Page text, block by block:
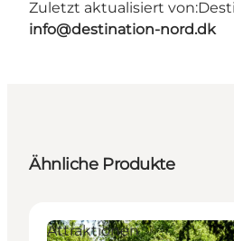
Zuletzt aktualisiert von:
info@destination-nord.dk
Ähnliche Produkte
Attraktionen